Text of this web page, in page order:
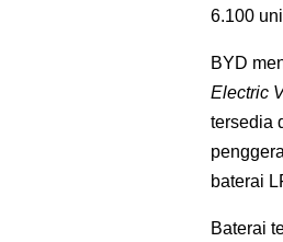
6.100
BYD
Electric
tersedia
baterai
Baterai